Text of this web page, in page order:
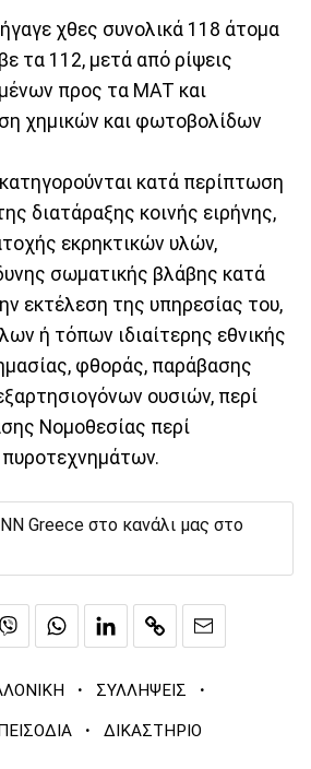
χθες συνολικά 118 άτομα
τα 112, μετά από ρίψεις
προς τα ΜΑΤ και
χημικών και φωτοβολίδων
κατά περίπτωση
διατάραξης κοινής ειρήνης,
εκρηκτικών υλών,
σωματικής βλάβης κατά
εκτέλεση της υπηρεσίας του,
ή τόπων ιδιαίτερης εθνικής
φθοράς, παράβασης
ουσιών, περί
Νομοθεσίας περί
Greece στο κανάλι μας στο
· ΣΥΛΛΗΨΕΙΣ ·
· ΔΙΚΑΣΤΗΡΙΟ